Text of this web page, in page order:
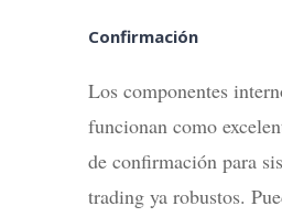
Confirmación
Los componentes
funcionan como
de confirmación para
trading ya robustos.